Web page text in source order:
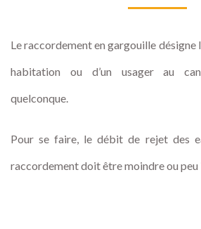
Le raccordement en gargouille désigne
habitation ou d’un usager au
quelconque.
Pour se faire, le débit de rejet des
raccordement doit être moindre ou